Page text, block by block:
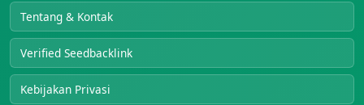
Tentang & Kontak
Verified Seedbacklink
Kebijakan Privasi